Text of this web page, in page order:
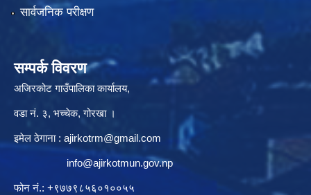
सार्वजनिक परीक्षण
सम्पर्क विवरण
अजिरकोट गाउँपालिका कार्यालय,
वडा नं. ३, भच्चेक, गोरखा ।
इमेल ठेगाना : ajirkotrm@gmail.com
info@ajirkotmun.gov.np
फोन नं.: ‍‌+९७७९८५६०१००५५